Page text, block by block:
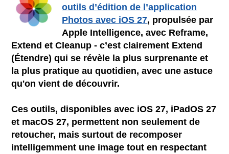
outils d’édition de l’application
Photos avec iOS 27, propulsée par
Apple Intelligence, avec Reframe,
Extend et Cleanup - c’est clairement Extend
(Étendre) qui se révèle la plus surprenante et
la plus pratique au quotidien, avec une astuce
qu'on vient de découvrir.
Ces outils, disponibles avec iOS 27, iPadOS 27
et macOS 27, permettent non seulement de
retoucher, mais surtout de recomposer
intelligemment une image tout en respectant